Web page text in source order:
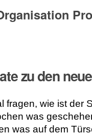
zu den
fragen, wie ist der
was
was auf dem